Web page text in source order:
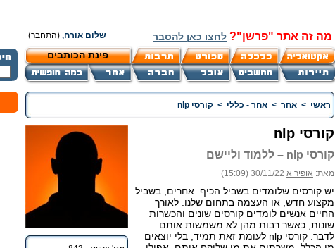
מה זה אתר "פרשן"? לחצו כאן להסבר שלום אורח, (התחבר)
פינת הכותבים
ראשי > אחר > אחר - כללי > קורסי nlp
קורסי nlp
קורסי nlp – ללמוד וליישם
מאת: אופיר א 30/11/22 (15:09)
יש קורסים שלומדים בשביל הכיף. אחרים, בשביל
מקצוע חדש, או העצמה בתחום שלנו. לאורך
החיים אנשים לומדים קורסים שונים והכשרות
שונות, כאשר רבות מהן לא משמשות אותם
לדבר. קורסי nlp לעומת זאת תמיד, בלי יוצאים